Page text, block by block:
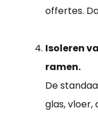
offertes.
Isoleren
ramen.
De
glas, vloer,